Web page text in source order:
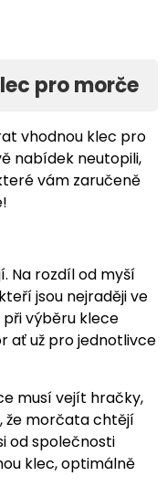
pro morče
vhodnou klec pro
nabídek neutopili,
vám zaručeně
Na rozdíl od myší
jsou nejraději ve
výběru klece
ať už pro jednotlivce
musí vejít hračky,
že morčata chtějí
od společnosti
klec, optimálně